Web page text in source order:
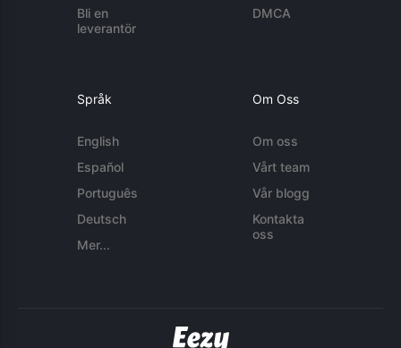
Bli en
leverantör
DMCA
Språk
English
Español
Português
Deutsch
Mer...
Om Oss
Om oss
Vårt team
Vår blogg
Kontakta
oss